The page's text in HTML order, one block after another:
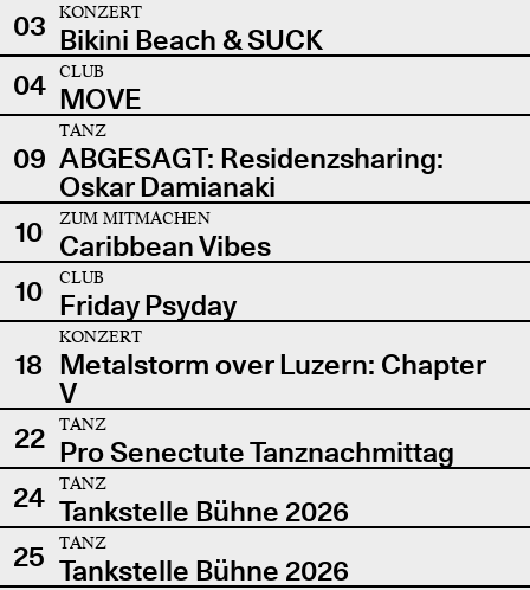
03
KONZERT
Bikini Beach & SUCK
04
CLUB
MOVE
09
TANZ
ABGESAGT: Residenzsharing:
Oskar Damianaki
10
ZUM MITMACHEN
Caribbean Vibes
10
CLUB
Friday Psyday
18
KONZERT
Metalstorm over Luzern: Chapter
V
22
TANZ
Pro Senectute Tanznachmittag
24
TANZ
Tankstelle Bühne 2026
25
TANZ
Tankstelle Bühne 2026